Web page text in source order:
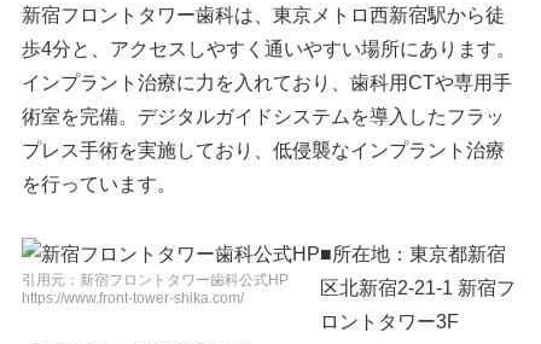
新宿フロントタワー歯科は、東京メトロ西新宿駅から徒
歩4分と、アクセスしやすく通いやすい場所にあります。
インプラント治療に力を入れており、歯科用CTや専用手
術室を完備。デジタルガイドシステムを導入したフラッ
プレス手術を実施しており、低侵襲なインプラント治療
を行っています。
引用元：新宿フロントタワー歯科公式HP
https://www.front-tower-shika.com/
■所在地：東京都新宿
区北新宿2-21-1 新宿フ
ロントタワー3F